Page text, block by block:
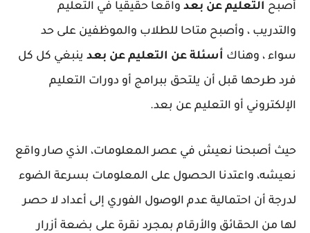
أصبح التعليم عن بعد واقعا حقيقيا في التعليم
والتدريب ، وأصبح متاحا للطلاب والموظفين على حد
سواء ، وهناك أسئلة عن التعليم عن بعد ينبغي كل كل
فرد طرحها قبل أن يلتحق ببرامج أو دورات التعليم
الإلكتروني أو التعليم عن بعد.
حيث أصبحنا نعيش في عصر المعلومات، الذي صار واقع
نعيشه، واعتدنا الحصول على المعلومات بسرعة الضوء
لدرجة أن احتمالية عدم الوصول الفوري إلى أعداد لا حصر
لها من الحقائق والأرقام بمجرد نقرة على بضعة أزرار